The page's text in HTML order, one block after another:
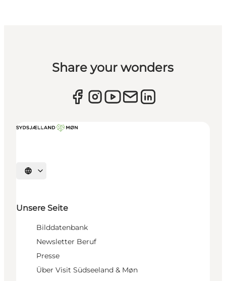
Share your wonders
Sprache auswählen
Unsere Seite
Bilddatenbank
Newsletter Beruf
Presse
Über Visit Südseeland & Møn